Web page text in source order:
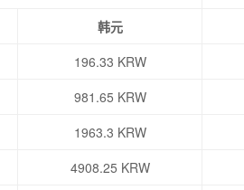
韩元
196.33 KRW
981.65 KRW
1963.3 KRW
4908.25 KRW